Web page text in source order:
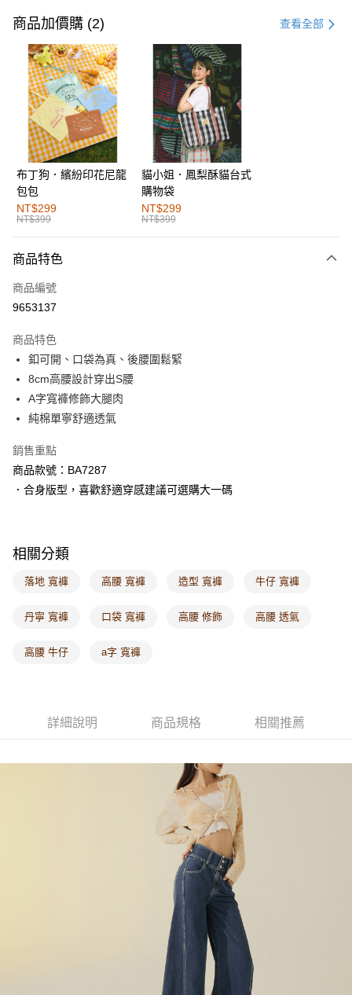
信用卡一次付款
購物金
超商取貨付款
LINE Pay
街口支付
運送方式
全家取貨付款
每筆NT$60，滿NT$1,000(含以上)免運費
付款後全家取貨
萊爾富取貨付款
付款後萊爾富取貨
每筆NT$60，滿NT$1,000(含以上)免運費
7-11取貨付款
每筆NT$60，滿NT$1,000(含以上)免運費
付款後7-11取貨
每筆NT$60，滿NT$1,000(含以上)免運費
付款後門市自取
每筆NT$60，滿NT$1,000(含以上)免運費
商品加價購 (2) 查看全部
布丁狗．繽紛印花尼龍
包包
NT$299
NT$399
貓小姐．鳳梨酥貓台式
購物袋
NT$299
NT$399
商品特色
商品編號
9653137
商品特色
釦可開、口袋為真、後腰圍鬆緊
8cm高腰設計穿出S腰
A字寬褲修飾大腿肉
純棉單寧舒適透氣
銷售重點
商品款號：BA7287
．合身版型，喜歡舒適穿感建議可選購大一碼
相關分類
落地 寬褲 高腰 寬褲 造型 寬褲 牛仔 寬褲
丹寧 寬褲 口袋 寬褲 高腰 修飾 高腰 透氣
高腰 牛仔 a字 寬褲
詳細說明 商品規格 相關推薦